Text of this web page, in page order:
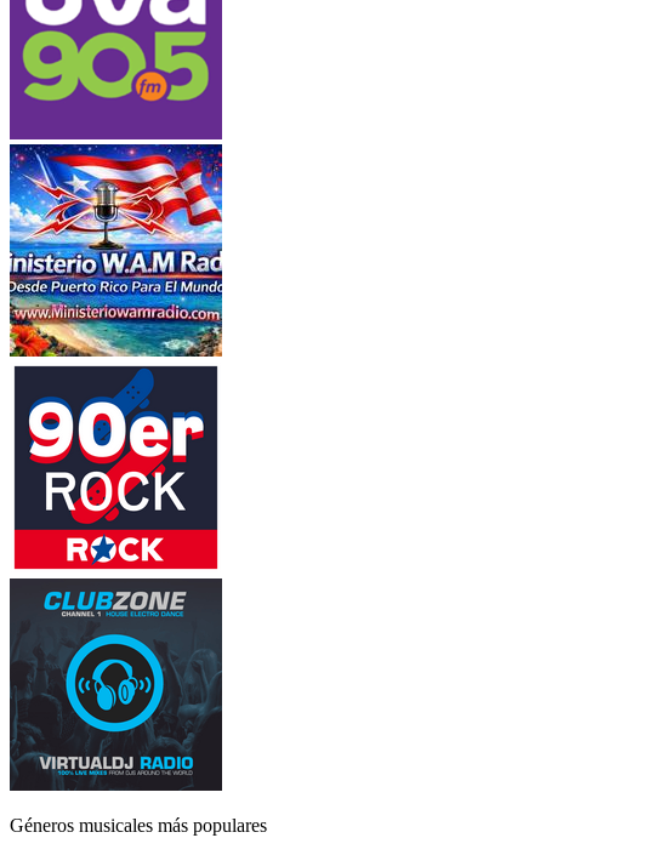
Géneros musicales más populares